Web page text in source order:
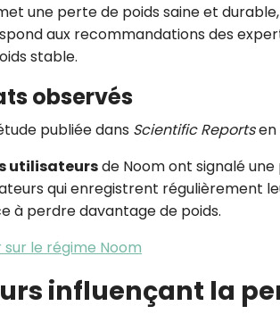
une perte de poids saine et
aux recommandations des
stable.
observés
publiée dans Scientific Reportsen
utilisateursde Noom ont signalé
qui enregistrent régulièrement
à perdre davantage de poids.
sur le régime Noom
influençant la